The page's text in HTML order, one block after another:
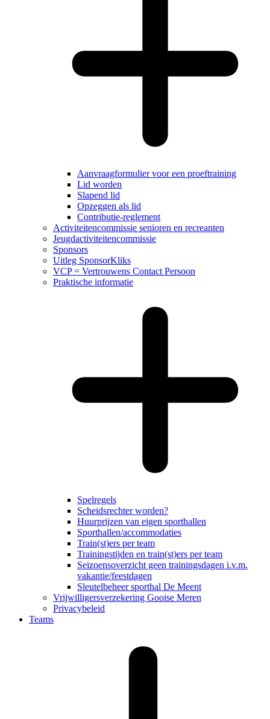
Aanvraagformulier voor een proeftraining
Lid worden
Slapend lid
Opzeggen als lid
Contributie-reglement
Activiteitencommissie senioren en recreanten
Jeugdactiviteitencommissie
Sponsors
Uitleg SponsorKliks
VCP = Vertrouwens Contact Persoon
Praktische informatie
Spelregels
Scheidsrechter worden?
Huurprijzen van eigen sporthallen
Sporthallen/accommodaties
Train(st)ers per team
Trainingstijden en train(st)ers per team
Seizoensoverzicht geen trainingsdagen i.v.m.
vakantie/feestdagen
Sleutelbeheer sporthal De Meent
Vrijwilligersverzekering Gooise Meren
Privacybeleid
Teams